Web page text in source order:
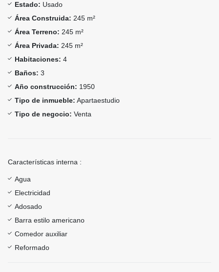
Estado: Usado
Área Construida: 245 m²
Área Terreno: 245 m²
Área Privada: 245 m²
Habitaciones: 4
Baños: 3
Año construcción: 1950
Tipo de inmueble: Apartaestudio
Tipo de negocio: Venta
Características interna :
Agua
Electricidad
Adosado
Barra estilo americano
Comedor auxiliar
Reformado